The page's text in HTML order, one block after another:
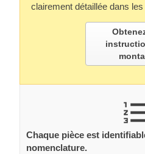
clairement détaillée dans
Chaque pièce est
nomenclature.